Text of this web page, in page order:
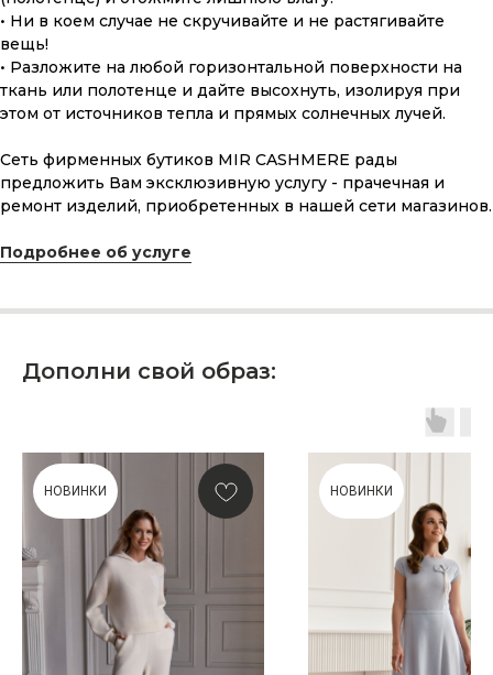
• Ни в коем случае не скручивайте и не растягивайте
вещь!
• Разложите на любой горизонтальной поверхности на
ткань или полотенце и дайте высохнуть, изолируя при
этом от источников тепла и прямых солнечных лучей.
Сеть фирменных бутиков MIR CASHMERE рады
предложить Вам эксклюзивную услугу - прачечная и
ремонт изделий, приобретенных в нашей сети магазинов.
Подробнее об услуге
Дополни свой образ:
НОВИНКИ НОВИНКИ
ПОДАРОЧНАЯ КАРТА
сделанного с любовью, теплом
Скидка 10% за подписку
на Телеграм канал
Новинки, акции, подарки
и модный журнал — всё это